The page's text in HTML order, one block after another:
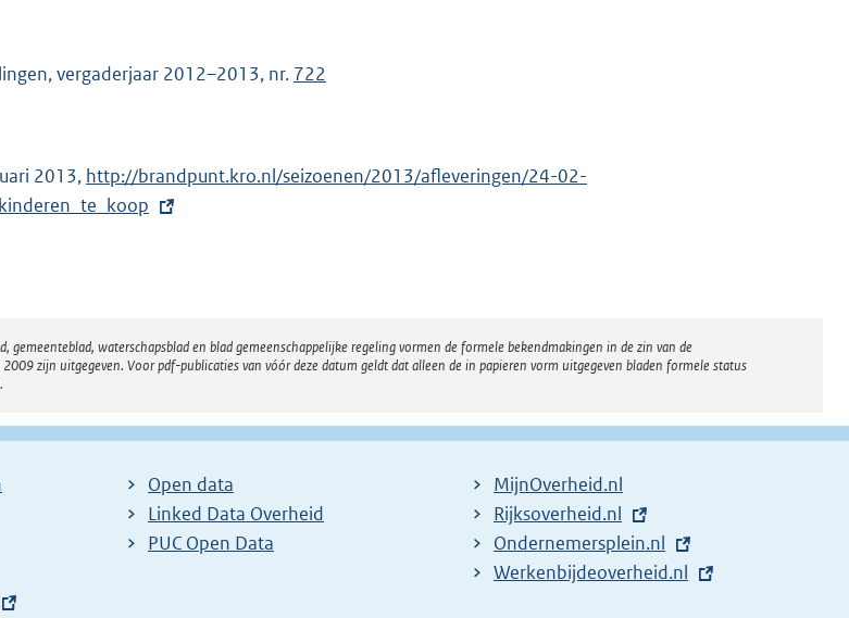
i
n
i
n
vergaderjaar 2012–2013, nr. 722
2013, E
x
e
l
n
http://brandpunt.kro.nl/seizoenen/2013/afleveringen/24-02-
waterschapsblad en blad gemeenschappelijke regeling vormen de formele bekendmakingen in de zin van de
zijn uitgegeven. Voor pdf-publicaties van vóór deze datum geldt dat alleen de in papieren vorm uitgegeven bladen formele status
Open data
Linked Data Overheid
PUC Open Data
MijnOverheid.nl
E
x
t
Rijksoverheid.nl
E
x
Ondernemersplein.nl
E
Werkenbijdeoverheid.nl